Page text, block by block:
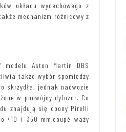
układu wydechowego z
mechanizm różnicowy z
modelu Aston Martin DBS
także wybór spomiędzy
skrzydła, jednak nadwozie
w podwójny dyfuzor. Co
znajdują się opony Pirelli
410 i 350 mm,coupé waży